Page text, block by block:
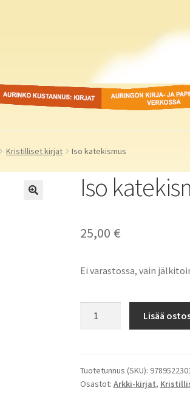
Aurinko Kustannus: kirjat Auringon kirja- ja
paperipuodit
Kristilliset kirjat Iso katekismus
Iso
25,00 €
Ei varastossa, vain
Lisää
Tuotetunnus (SKU):
Osastot: Arkki-kirjat,